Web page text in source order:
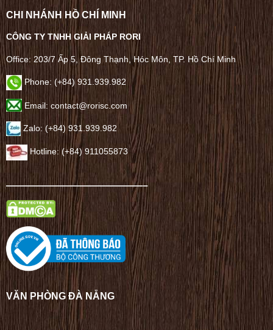
CHI NHÁNH HỒ CHÍ MINH
CÔNG TY TNHH GIẢI PHÁP RORI
Office: 203/7 Ấp 5, Đông Thạnh, Hóc Môn, TP. Hồ Chí Minh
Phone: (+84) 931.939.982
Email: contact@rorisc.com
Zalo: (+84) 931.939.982
Hotline: (+84) 911055873
——————————————–
VĂN PHÒNG ĐÀ NẴNG